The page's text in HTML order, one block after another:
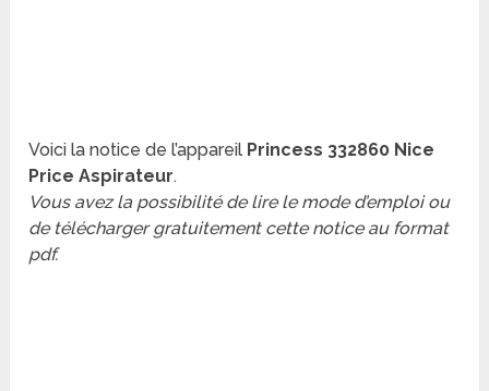
Voici la notice de l’appareil Princess 332860 Nice
Price Aspirateur.
Vous avez la possibilité de lire le mode d’emploi ou
de télécharger gratuitement cette notice au format
pdf.